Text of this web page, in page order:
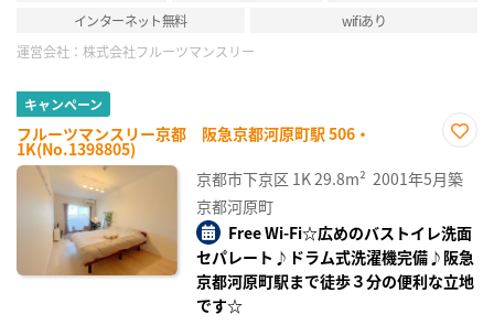
インターネット無料
wifiあり
運営会社： 株式会社フルーツマンスリー
キャンペーン
フルーツマンスリー京都 阪急京都河原町駅 506・
1K(No.1398805)
に入
り登
京都市下京区 1K29.8m² 2001年5月築
京都河原町
Free Wi-Fi☆広めのバストイレ洗面
セパレート♪ドラム式洗濯機完備♪阪急
京都河原町駅まで徒歩３分の便利な立地
です☆